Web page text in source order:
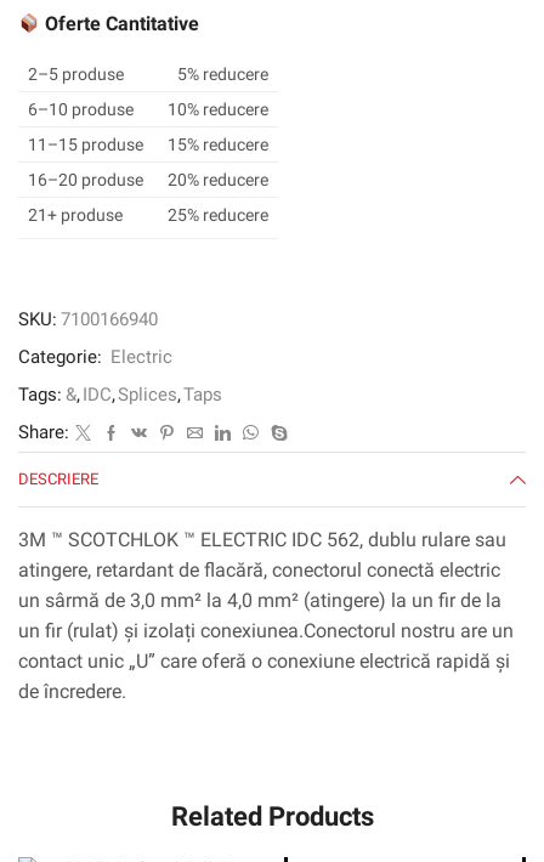
™
™
Conector
562,
cutie,
rulare
retardant
flacără
Oferte Cantitative
2–5 produse
5% reducere
6–10 produse
10% reducere
11–15 produse
15% reducere
16–20 produse
20% reducere
21+ produse
25% reducere
SKU: 7100166940
Categorie: Electric
Tags: &,IDC,Splices,Taps
Share:
DESCRIERE
3M ™ SCOTCHLOK ™ ELECTRIC IDC 562, dublu rulare sau
atingere, retardant de flacără, conectorul conectă electric
un sârmă de 3,0 mm² la 4,0 mm² (atingere) la un fir de la
un fir (rulat) și izolați conexiunea.Conectorul nostru are un
contact unic „U” care oferă o conexiune electrică rapidă și
de încredere.
Related Products